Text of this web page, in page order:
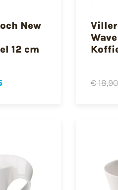
New
12 cm
€ 18,90